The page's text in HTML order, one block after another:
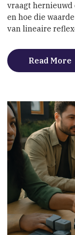
vraagt hernieuwd
en hoe die
van lineaire
Read More